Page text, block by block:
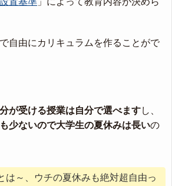
自由にカリキュラムを作ることがで
が受ける授業は自分で選べますし、
少ないので大学生の夏休みは長いの
は～、ウチの夏休みも絶対超自由っ